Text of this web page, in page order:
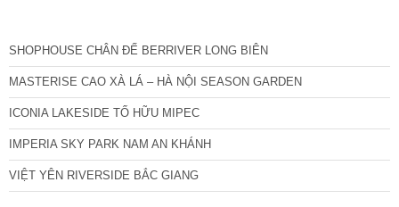
SHOPHOUSE CHÂN ĐẾ BERRIVER LONG BIÊN
MASTERISE CAO XÀ LÁ – HÀ NỘI SEASON GARDEN
ICONIA LAKESIDE TỐ HỮU MIPEC
IMPERIA SKY PARK NAM AN KHÁNH
VIỆT YÊN RIVERSIDE BẮC GIANG